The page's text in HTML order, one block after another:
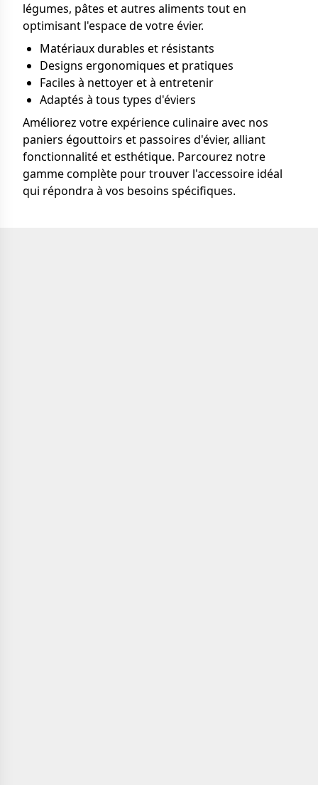
légumes, pâtes et autres aliments tout en
optimisant l'espace de votre évier.
Matériaux durables et résistants
Designs ergonomiques et pratiques
Faciles à nettoyer et à entretenir
Adaptés à tous types d'éviers
Améliorez votre expérience culinaire avec nos
paniers égouttoirs et passoires d'évier, alliant
fonctionnalité et esthétique. Parcourez notre
gamme complète pour trouver l'accessoire idéal
qui répondra à vos besoins spécifiques.